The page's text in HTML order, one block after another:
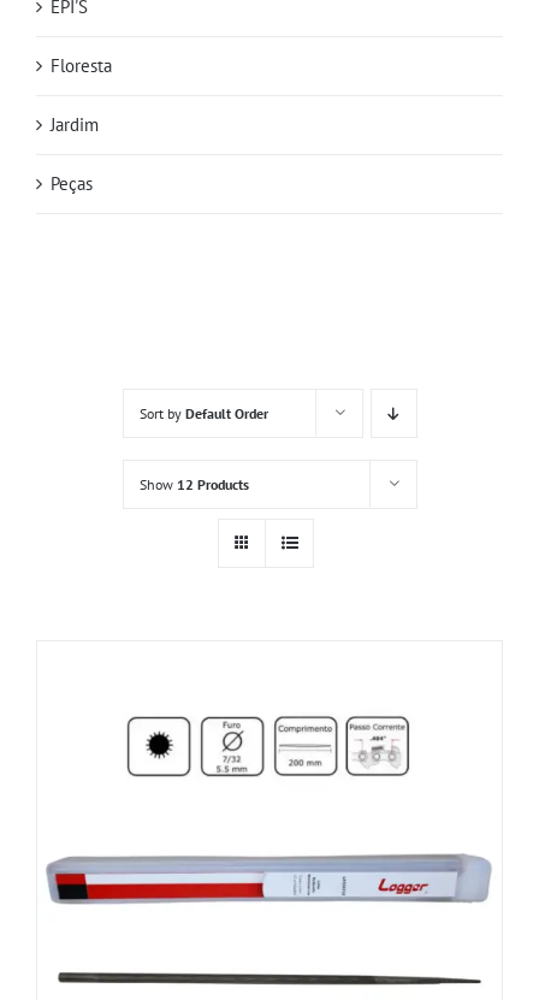
Sort by Default Order
Show 12 Products
EPI'S
Floresta
Jardim
Peças